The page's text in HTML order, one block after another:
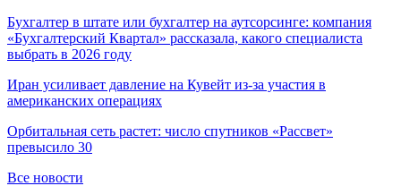
Бухгалтер в штате или бухгалтер на аутсорсинге: компания
«Бухгалтерский Квартал» рассказала, какого специалиста
выбрать в 2026 году
Иран усиливает давление на Кувейт из-за участия в
американских операциях
Орбитальная сеть растет: число спутников «Рассвет»
превысило 30
Все новости